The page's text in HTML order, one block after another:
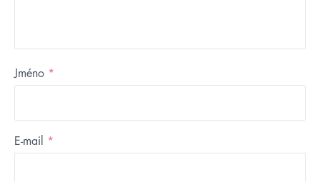
Jméno *
E-mail *